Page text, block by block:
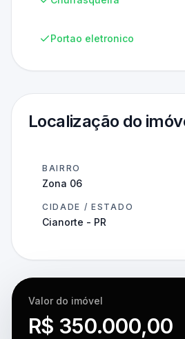
Portao eletronico
Localização do
BAIRRO
Zona 06
CIDADE / ESTADO
Cianorte - PR
Valor do imóvel
R$ 350.000,00